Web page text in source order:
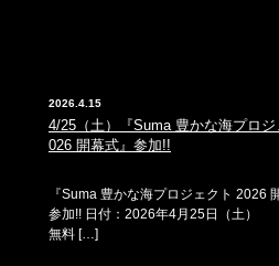
2026.4.15
4/25（土）『Suma 豊かな海プロ
026 開幕式』参加!!
『Suma 豊かな海プロジェクト 2026
参加!! 日付：2026年4月25日（
無料 […]